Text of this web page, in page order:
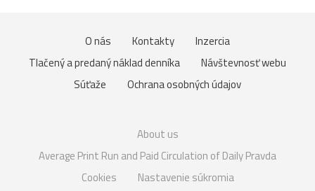
O nás Kontakty
Inzercia
Tlačený a predaný náklad denníka
Návštevnosť webu
Súťaže
Ochrana osobných údajov
About us
Average Print Run and Paid Circulation of Daily Pravda
Cookies
Nastavenie súkromia